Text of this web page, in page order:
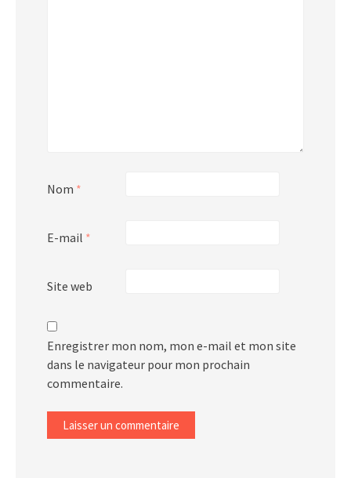
Nom *
E-mail *
Site web
Enregistrer mon nom, mon e-mail et mon site
dans le navigateur pour mon prochain
commentaire.